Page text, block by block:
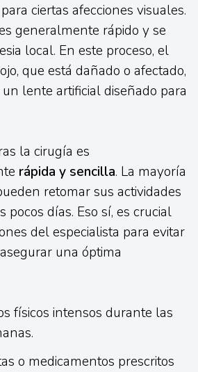
para ciertas afecciones visuales.
generalmente rápido y se
local. En este proceso, el
que está dañado o afectado,
lente artificial diseñado para
la cirugía es
rápida y sencilla. La mayoría
retomar sus actividades
pocos días. Eso sí, es crucial
del especialista para evitar
una óptima
físicos intensos durante las
o medicamentos prescritos